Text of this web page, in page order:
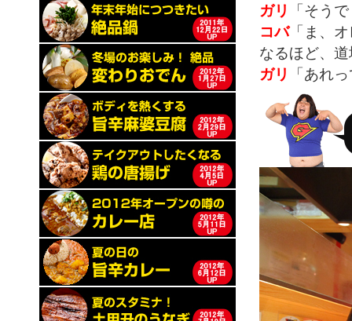
ガリ
「そう
コバ「ま、
なるほど、
ガリ
「あれ